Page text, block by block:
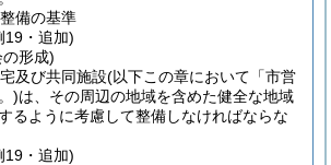
整備の基準
19・追加)
形成)
及び共同施設(以下この章において「市営
)は、その周辺の地域を含めた健全な地域
るように考慮して整備しなければならな
19・追加)